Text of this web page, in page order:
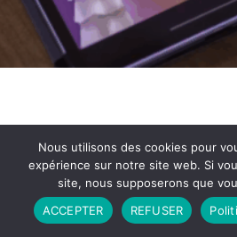
Partenariat Contact
CGU
Copyright © 2026 - Propulsé par
Nous utilisons des cookies pour
expérience sur notre site web. Si
site, nous supposerons que
ACCEPTER
REFUSER